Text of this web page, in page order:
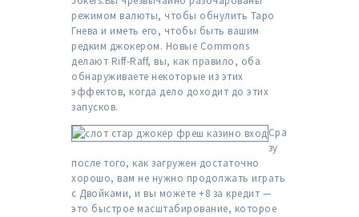
режимом валюты, чтобы обнулить Таро
Гнева и иметь его, чтобы быть вашим
редким джокером. Новые Commons
делают Riff-Raff, вы, как правило, оба
обнаруживаете некоторые из этих
эффектов, когда дело доходит до этих
запусков.
Сра
зу
после того, как загружен достаточно
хорошо, вам не нужно продолжать играть
с Двойками, и вы можете +8 за кредит —
это быстрое масштабирование, которое